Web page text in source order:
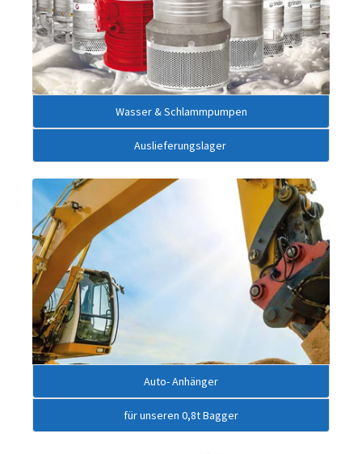
Wasser & Schlammpumpen
Auslieferungslager
Auto- Anhänger
für unseren 0,8t Bagger